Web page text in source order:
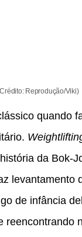
Reprodução/Viki)
quando
da Bok-
levantamento
de infância
reencontrando